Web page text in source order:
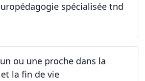
spécialisée tnd
ou une proche dans la
la fin de vie